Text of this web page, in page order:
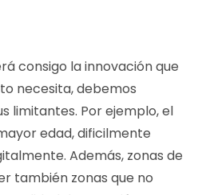
consigo la innovación que
necesita, debemos
limitantes. Por ejemplo, el
edad, dificilmente
Además, zonas de
también zonas que no